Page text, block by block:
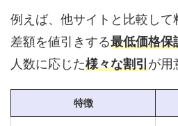
例えば、他サイトと比較して
差額を値引きする最低価格保
人数に応じた様々な割引が用
特徴